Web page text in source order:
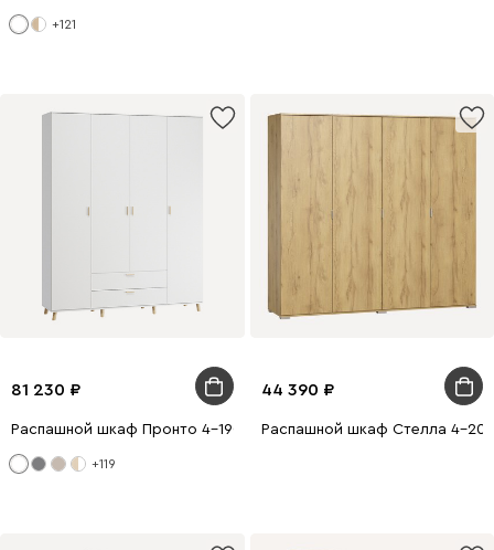
+121
81 230
Распашной шкаф Пронто 4-190x240 Белый с зеркалом
+119
44 390
Распашной шкаф Стелла 4-